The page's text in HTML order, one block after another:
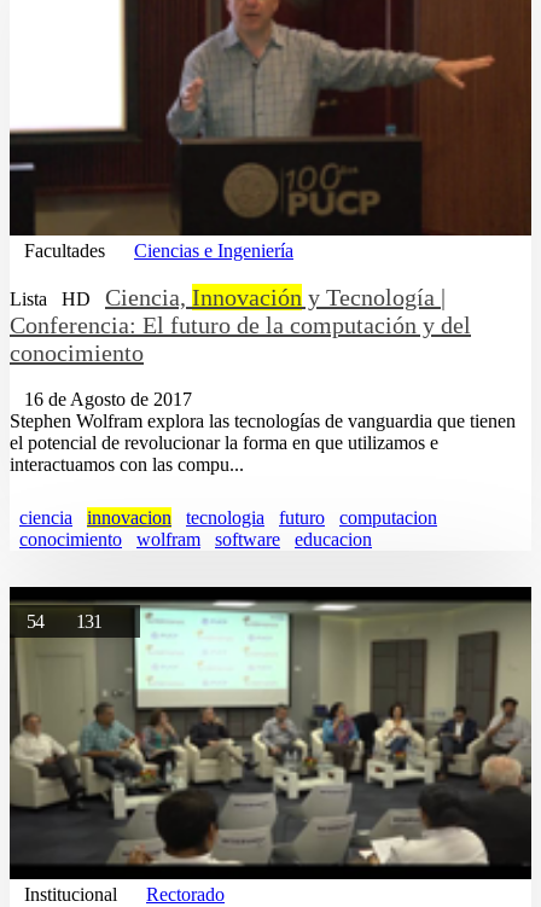
Facultades Ciencias e Ingeniería
Lista HD Ciencia, Innovación y Tecnología |
Conferencia: El futuro de la computación y del
conocimiento
16 de Agosto de 2017
Stephen Wolfram explora las tecnologías de vanguardia que tienen
el potencial de revolucionar la forma en que utilizamos e
interactuamos con las compu...
ciencia innovacion tecnologia futuro
computacion
conocimiento
wolfram software educacion
54 131
Institucional Rectorado